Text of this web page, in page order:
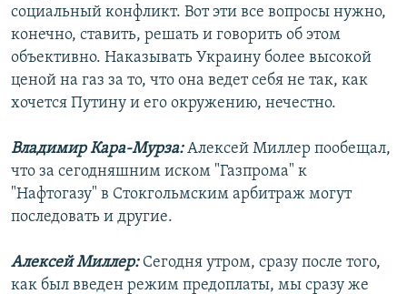
социальный конфликт. Вот эти все вопросы нужно,
конечно, ставить, решать и говорить об этом
объективно. Наказывать Украину более высокой
ценой на газ за то, что она ведет себя не так, как
хочется Путину и его окружению, нечестно.
Владимир Кара-Мурза:Алексей Миллер пообещал,
что за сегодняшним иском "Газпрома" к
"Нафтогазу" в Стокгольмским арбитраж могут
последовать и другие.
Алексей Миллер: Сегодня утром, сразу после того,
как был введен режим предоплаты, мы сразу же